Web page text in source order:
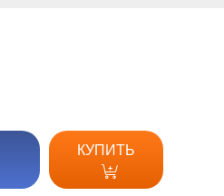
КУПИТЬ